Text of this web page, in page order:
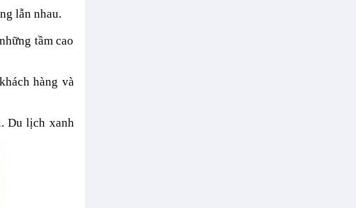
lẫn nhau.
tầm cao
hàng và
Du lịch xanh